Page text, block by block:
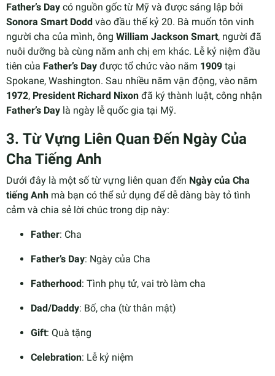
Father’s Day có nguồn gốc từ Mỹ và được sáng lập bởi
Sonora Smart Dodd vào đầu thế kỷ 20. Bà muốn tôn vinh
người cha của mình, ông William Jackson Smart, người đã
nuôi dưỡng bà cùng năm anh chị em khác. Lễ kỷ niệm đầu
tiên của Father’s Day được tổ chức vào năm 1909 tại
Spokane, Washington. Sau nhiều năm vận động, vào năm
1972, President Richard Nixon đã ký thành luật, công nhận
Father’s Day là ngày lễ quốc gia tại Mỹ.
3. Từ Vựng Liên Quan Đến Ngày Của
Cha Tiếng Anh
Dưới đây là một số từ vựng liên quan đến Ngày của Cha
tiếng Anh mà bạn có thể sử dụng để dễ dàng bày tỏ tình
cảm và chia sẻ lời chúc trong dịp này:
Father: Cha
Father’s Day: Ngày của Cha
Fatherhood: Tình phụ tử, vai trò làm cha
Dad/Daddy: Bố, cha (từ thân mật)
Gift: Quà tặng
Celebration: Lễ kỷ niệm